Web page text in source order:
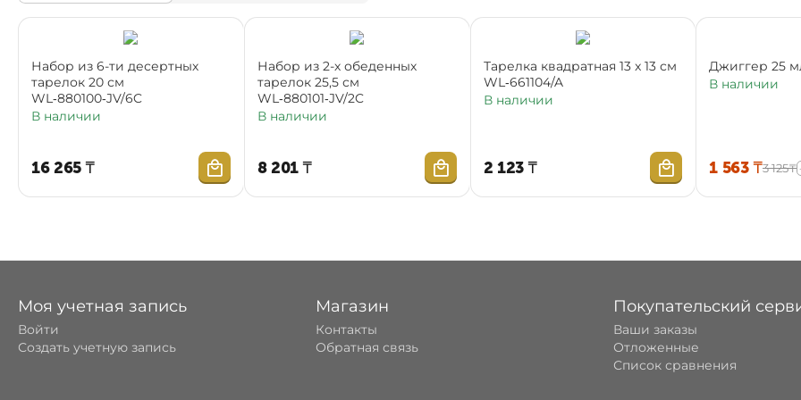
Набор из 6-ти десертных
тарелок 20 см
WL‑880100‑JV/6C
В наличии
16 265₸
Набор из 2-х обеденных
тарелок 25,5 см
WL‑880101‑JV/2C
В наличии
8 201₸
Тарелка квадратная 13 x 13 см
WL‑661104/A
В наличии
2 123₸
Джиггер 25
В наличии
1 563 ₸3 125₸
Моя учетная запись
Войти
Создать учетную запись
Магазин
Контакты
Обратная связь
Покупательский
Ваши заказы
Отложенные
Список сравнения